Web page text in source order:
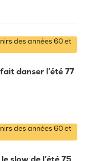
des années 60 et
danser l’été 77
des années 60 et